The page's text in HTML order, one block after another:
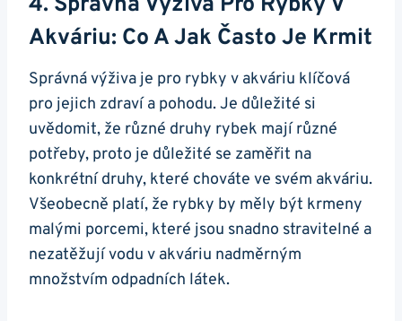
4. Správná Výživa Pro‌ Rybky V​
Akváriu: Co A Jak Často ⁤je⁣ Krmit
Správná výživa je ⁢pro rybky v akváriu ⁤klíčová
pro jejich zdraví a pohodu. Je‌ důležité si
uvědomit, že různé druhy rybek mají různé⁤
potřeby, proto je důležité‍ se zaměřit na
konkrétní druhy, které chováte ve svém akváriu.
Všeobecně ⁤platí, že rybky by měly ​být ⁤krmeny
malými porcemi, které ​jsou snadno stravitelné a
nezatěžují vodu v akváriu⁢ nadměrným
množstvím odpadních látek.